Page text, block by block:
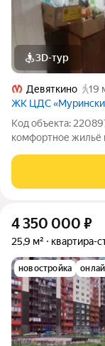
3D-тур
Девяткино
19
ЖК ЦДС
Код объекта:
комфортное жильё в
года постройки по
Всеволожский
4 350 000 ₽
25,9 м² квартира-
новостройка